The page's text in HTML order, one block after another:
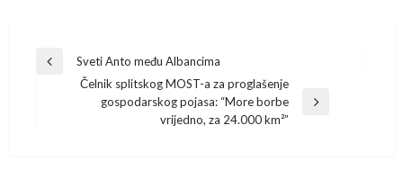
Navigacija
objava
Previous
Sveti Anto među Albancima
Čelnik splitskog MOST-a za proglašenje
gospodarskog pojasa: “More borbe
vrijedno, za 24.000 km²”